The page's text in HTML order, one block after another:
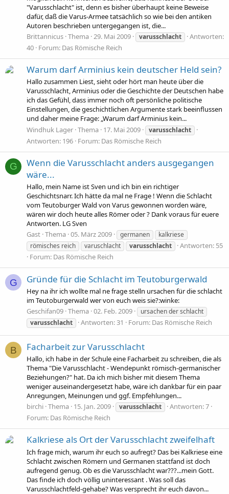
"Varusschlacht" ist, denn es bisher überhaupt keine Beweise
dafür, daß die Varus-Armee tatsächlich so wie bei den antiken
Autoren beschrieben untergegangen ist, die...
Brittannicus Thema 29. Mai 2009 varusschlacht
Antworten:
40 Forum: Das Römische Reich
Warum darf Arminius kein deutscher Held sein?
Hallo zusammen Liest, sieht oder hört man heute über die
Varusschlacht, Arminius oder die Geschichte der Deutschen habe
ich das Gefühl, dass immer noch oft persönliche politische
Einstellungen, die geschichtlichen Argumente stark beeinflussen
und daher meine Frage: „Warum darf Arminius kein...
Windhuk Lager Thema 17. Mai 2009 varusschlacht
Antworten: 196 Forum: Das Römische Reich
G
Wenn die Varusschlacht anders ausgegangen
wäre...
Hallo, mein Name ist Sven und ich bin ein richtiger
Geschichtsnarr. Ich hätte da mal ne Frage ! Wenn die Schlacht
vom Teutoburger Wald von Varus gewonnen worden wäre,
wären wir doch heute alles Römer oder ? Dank voraus für euere
Antworten. LG Sven
Gast Thema 05. März 2009 germanen
kalkriese
römisches reich
varuschlacht varusschlacht
Antworten: 55
Forum: Das Römische Reich
G Gründe für die Schlacht im Teutoburgerwald
Hey na ihr ich wollte mal ne frage stelln ursachen für die schlacht
im Teutoburgerwald wer von euch weis sie?:winke:
Geschifan09 Thema 02. Feb. 2009
ursachen der schlacht
varusschlacht
Antworten: 31 Forum: Das Römische Reich
B Facharbeit zur Varusschlacht
Hallo, ich habe in der Schule eine Facharbeit zu schreiben, die als
Thema "Die Varusschlacht - Wendepunkt römisch-germanischer
Beziehungen?" hat. Da ich mich bisher mit diesem Thema
weniger auseinandergesetzt habe, wäre ich dankbar für ein paar
Anregungen, Meinungen und ggf. Empfehlungen...
birchi Thema 15. Jan. 2009 varusschlacht
Antworten: 7
Forum: Das Römische Reich
Kalkriese als Ort der Varusschlacht zweifelhaft
Ich frage mich, warum ihr euch so aufregt? Das bei Kalkriese eine
Schlacht zwischen Römern und Germanen stattfand ist doch
aufregend genug. Ob es die Varusschlacht war???...mein Gott.
Das finde ich doch völlig uninteressant . Was soll das
Varusschlachtfeld-gehabe? Was versprecht ihr euch davon...